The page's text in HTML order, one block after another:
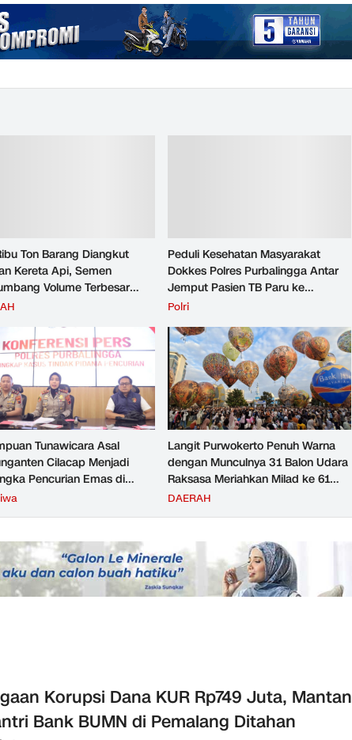
Ton Barang Diangkut
Kereta Api, Semen
Volume Terbesar
Barang KAI Daop 5
2026
Peduli Kesehatan Masyarakat
Dokkes Polres Purbalingga Antar
Jemput Pasien TB Paru ke
Puskesmas
Polri
Tunawicara Asal
Cilacap Menjadi
Pencurian Emas di
Langit Purwokerto Penuh Warna
dengan Munculnya 31 Balon Udara
Raksasa Meriahkan Milad ke 61
UMP Sedot Ribuan Warga
DAERAH
Korupsi Dana KUR Rp749 Juta, Mantan
Bank BUMN di Pemalang Ditahan